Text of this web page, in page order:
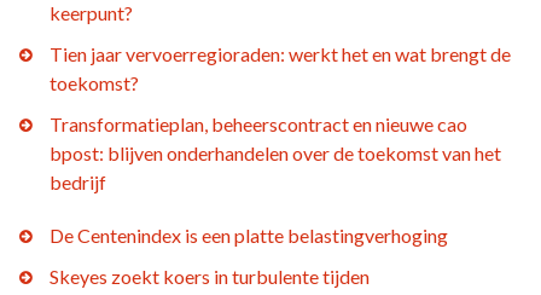
keerpunt?
Tien jaar vervoerregioraden: werkt het en wat brengt de
toekomst?
Transformatieplan, beheerscontract en nieuwe cao
bpost: blijven onderhandelen over de toekomst van het
bedrijf
De Centenindex is een platte belastingverhoging
Skeyes zoekt koers in turbulente tijden